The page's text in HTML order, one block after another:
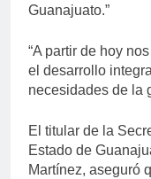
Guanajuato.”
“A partir de hoy
el desarrollo
necesidades de la
El titular de la
Estado de
Martínez, aseguró